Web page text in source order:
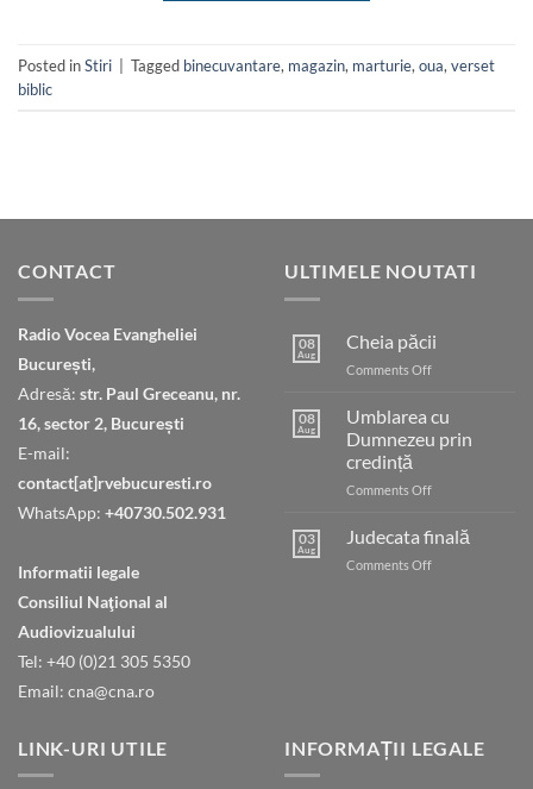
Posted inStiri Tagged binecuvantare, magazin, marturie, oua, verset
biblic
CONTACT
Radio Vocea Evangheliei
București,
Adresă: str. Paul Greceanu, nr.
16, sector 2, București
E-mail:
contact[at]rvebucuresti.ro
WhatsApp: +40730.502.931
Informatii legale
Consiliul Naţional al
Audiovizualului
Tel: +40 (0)21 305 5350
Email: cna@cna.ro
ULTIMELE NOUTATI
08
Aug
Cheia păcii
Comments Offon
08
Aug
Umblarea cu
Dumnezeu prin
credință
Comments Offon
cu
Dumnezeu
prin
03
Aug
Judecata finală
Comments Offon
LINK-URI UTILE INFORMAȚII LEGALE